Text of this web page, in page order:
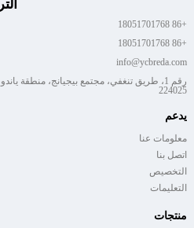
+86 18051701768
+86 18051701768
info@ycbreda.com
رقم 1، طريق تنغفي، مجتمع بيجيانج، منطقة
224025
يدعم
معلومات عنا
اتصل بنا
التخصيص
التعليمات
منتجات